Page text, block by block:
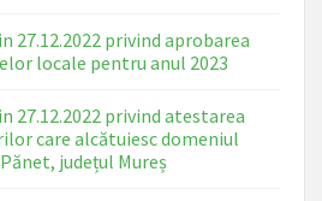
27.12.2022 privind aprobarea
locale pentru anul 2023
27.12.2022 privind atestarea
care alcătuiesc domeniul
județul Mureș